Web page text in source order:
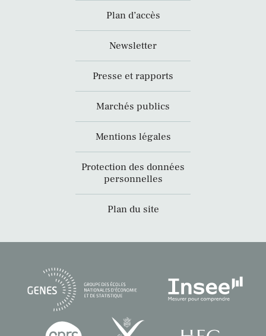
Plan d’accès
Newsletter
Presse et rapports
Marchés publics
Mentions légales
Protection des données
personnelles
Plan du site